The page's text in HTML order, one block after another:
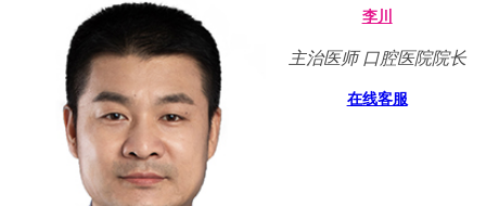
李川
主治医师 口腔医院院长
在线客服